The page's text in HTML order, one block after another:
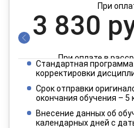
При
3 830
При оплате в
1 915
При оплате в
Стандартная
корректировки
Срок отправки
окончания обучения – 5
Внесение данных об
календарных дней с